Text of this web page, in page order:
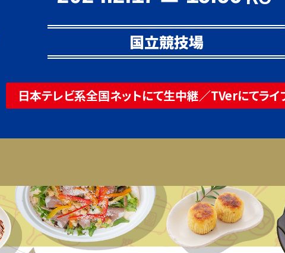
国立競技場
日本テレビ系全国ネットにて生中継／TVerにてライ